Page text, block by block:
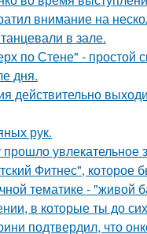
внимание на
в зале.
по Стене" - простой
дня.
действительно
рук.
увлекательное
Фитнес", которое
тематике - "живой
в которые ты до
подтвердил, что